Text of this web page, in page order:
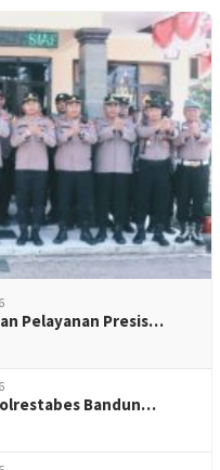
Pelayanan Presis…
Bandun…